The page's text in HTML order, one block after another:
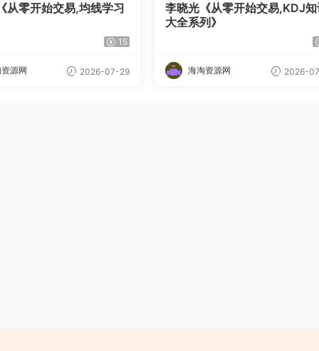
从零开始交易,均线学习
15
源网 2026-07-29
李晓光《从零开始交易,KDJ
大全系列》
海淘资源网 2026-